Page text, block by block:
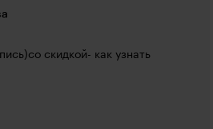
скидкой- как узнать